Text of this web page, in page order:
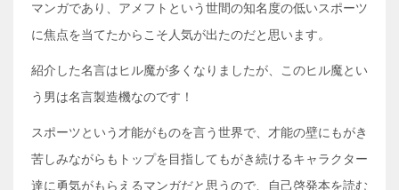
マンガであり、アメフトという世間の知名度の低いスポーツ
に焦点を当てたからこそ人気が出たのだと思います。
紹介した名言はヒル魔が多くなりましたが、このヒル魔とい
う男は名言製造機なのです！
スポーツという才能がものを言う世界で、才能の壁にもがき
苦しみながらもトップを目指してもがき続けるキャラクター
達に勇気がもらえるマンガだと思うので、自己啓発本を読む